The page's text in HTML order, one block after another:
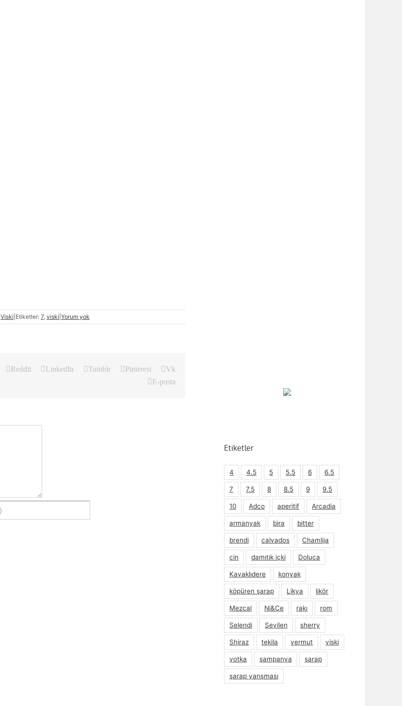
Viski Etiketler: 7, viski Yorum yok
Reddit LinkedIn Tumblr Pinterest
Vk
E-posta
Etiketler
4 4.5 5 5.5 6 6.5
7 7.5 8 8.5 9 9.5
10 Adco aperitif Arcadia
armanyak bira bitter
brendi calvados Chamlija
cin damıtık içki Doluca
Kavaklıdere konyak
köpüren şarap Likya likör
Mezcal Ni&Ce rakı rom
Selendi Sevilen sherry
Shiraz tekila vermut viski
votka şampanya şarap
şarap yarışması